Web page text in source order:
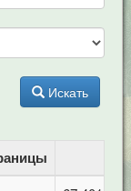
Искать